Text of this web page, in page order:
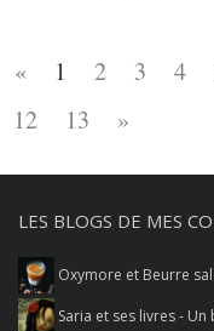
« 1 2 3 4
12
13 »
LES BLOGS DE MES
Oxymore et Beurre
Saria et ses livres -